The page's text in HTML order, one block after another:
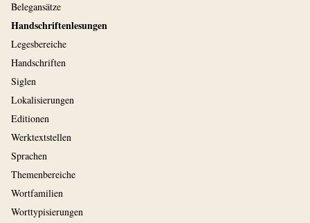
Belegansätze
Handschriftenlesungen
Legesbereiche
Handschriften
Siglen
Lokalisierungen
Editionen
Werktextstellen
Sprachen
Themenbereiche
Wortfamilien
Worttypisierungen